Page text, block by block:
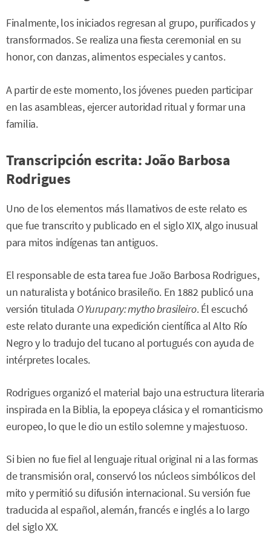
Finalmente, los iniciados regresan al grupo, purificados y
transformados. Se realiza una fiesta ceremonial en su
honor, con danzas, alimentos especiales y cantos.
A partir de este momento, los jóvenes pueden participar
en las asambleas, ejercer autoridad ritual y formar una
familia.
Transcripción escrita: João Barbosa
Rodrigues
Uno de los elementos más llamativos de este relato es
que fue transcrito y publicado en el siglo XIX, algo inusual
para mitos indígenas tan antiguos.
El responsable de esta tarea fue João Barbosa Rodrigues,
un naturalista y botánico brasileño. En 1882 publicó una
versión titulada O Yurupary: mytho brasileiro. Él escuchó
este relato durante una expedición científica al Alto Río
Negro y lo tradujo del tucano al portugués con ayuda de
intérpretes locales.
Rodrigues organizó el material bajo una estructura literaria
inspirada en la Biblia, la epopeya clásica y el romanticismo
europeo, lo que le dio un estilo solemne y majestuoso.
Si bien no fue fiel al lenguaje ritual original ni a las formas
de transmisión oral, conservó los núcleos simbólicos del
mito y permitió su difusión internacional. Su versión fue
traducida al español, alemán, francés e inglés a lo largo
del siglo XX.